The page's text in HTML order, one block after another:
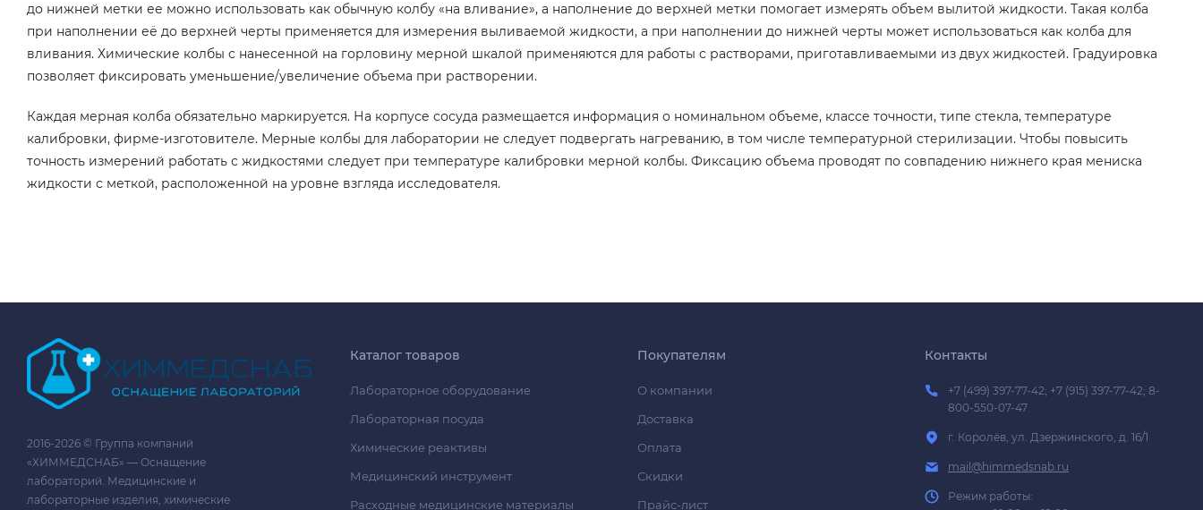
до нижней метки ее можно использовать как обычную колбу «на вливание», а наполнение до верхней метки помогает измерять объем вылитой жидкости. Такая колба
при наполнении её до верхней черты применяется для измерения выливаемой жидкости, а при наполнении до нижней черты может использоваться как колба для
вливания. Химические колбы с нанесенной на горловину мерной шкалой применяются для работы с растворами, приготавливаемыми из двух жидкостей. Градуировка
позволяет фиксировать уменьшение/увеличение объема при растворении.
Каждая мерная колба обязательно маркируется. На корпусе сосуда размещается информация о номинальном объеме, классе точности, типе стекла, температуре
калибровки, фирме-изготовителе. Мерные колбы для лаборатории не следует подвергать нагреванию, в том числе температурной стерилизации. Чтобы повысить
точность измерений работать с жидкостями следует при температуре калибровки мерной колбы. Фиксацию объема проводят по совпадению нижнего края мениска
жидкости с меткой, расположенной на уровне взгляда исследователя.
2016-2026 © Группа компаний
«ХИММЕДСНАБ» — Оснащение
лабораторий. Медицинские и
лабораторные изделия, химические
Каталог товаров
Лабораторное оборудование
Лабораторная посуда
Химические реактивы
Медицинский инструмент
Расходные медицинские материалы
Покупателям
О компании
Доставка
Оплата
Скидки
Прайс-лист
Контакты
+7 (499) 397-77-42; +7 (915) 397-77-42; 8-
800-550-07-47
г. Королёв, ул. Дзержинского, д. 16/1
mail@himmedsnab.ru
Режим работы: